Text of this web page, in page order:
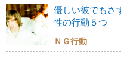
優しい彼でもさ
性の行動５つ
ＮＧ行動